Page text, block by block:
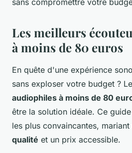
sans compromettre votre
Les meilleurs
à moins de 80 euros
En quête d'une expérience
sans exploser votre budget ?
audiophiles à moins de 80
être la solution idéale. Ce
les plus convaincantes, mariant
qualité et un prix accessible.